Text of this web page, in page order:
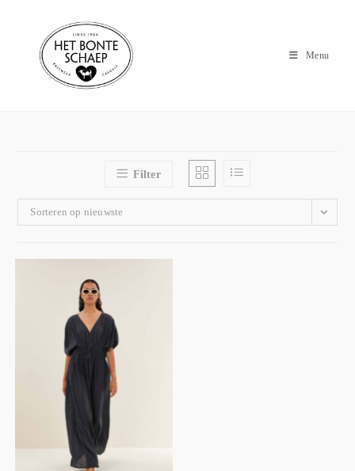
Menu
Filter
Sorteren op nieuwste